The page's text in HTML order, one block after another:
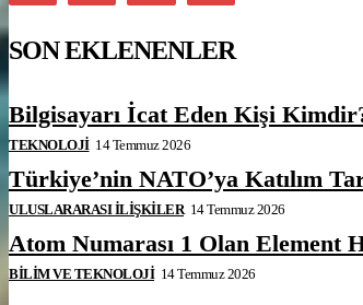
SON EKLENENLER
Bilgisayarı İcat Eden Kişi
TEKNOLOJI 14 Temmuz 2026
Türkiye’nin NATO’ya Katılım
ULUSLARARASI İLIŞKILER 14 Temmuz 2026
Atom Numarası 1 Olan Element
BILIM VE TEKNOLOJI 14 Temmuz 2026